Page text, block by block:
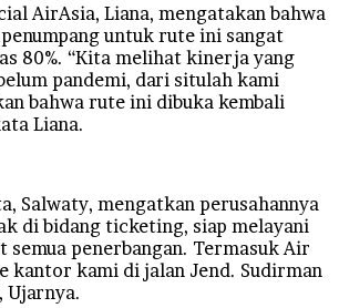
AirAsia, Liana, mengatakan bahwa
untuk rute ini sangat
80%. “Kita melihat kinerja yang
pandemi, dari situlah kami
bahwa rute ini dibuka kembali
Liana.
Salwaty, mengatkan perusahannya
di bidang ticketing, siap melayani
penerbangan. Termasuk Air
kantor kami di jalan Jend. Sudirman
Ujarnya.